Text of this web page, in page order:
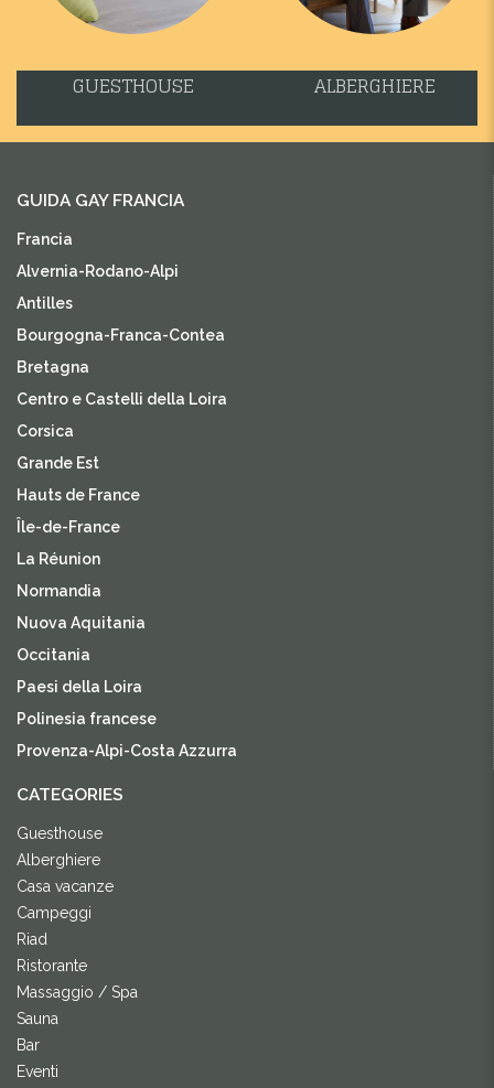
GUESTHOUSE ALBERGHIERE
GUIDA GAY FRANCIA
Francia
Alvernia-Rodano-Alpi
Antilles
Bourgogna-Franca-Contea
Bretagna
Centro e Castelli della Loira
Corsica
Grande Est
Hauts de France
Île-de-France
La Réunion
Normandia
Nuova Aquitania
Occitania
Paesi della Loira
Polinesia francese
Provenza-Alpi-Costa Azzurra
CATEGORIES
Guesthouse
Alberghiere
Casa vacanze
Campeggi
Riad
Ristorante
Massaggio / Spa
Sauna
Bar
Eventi